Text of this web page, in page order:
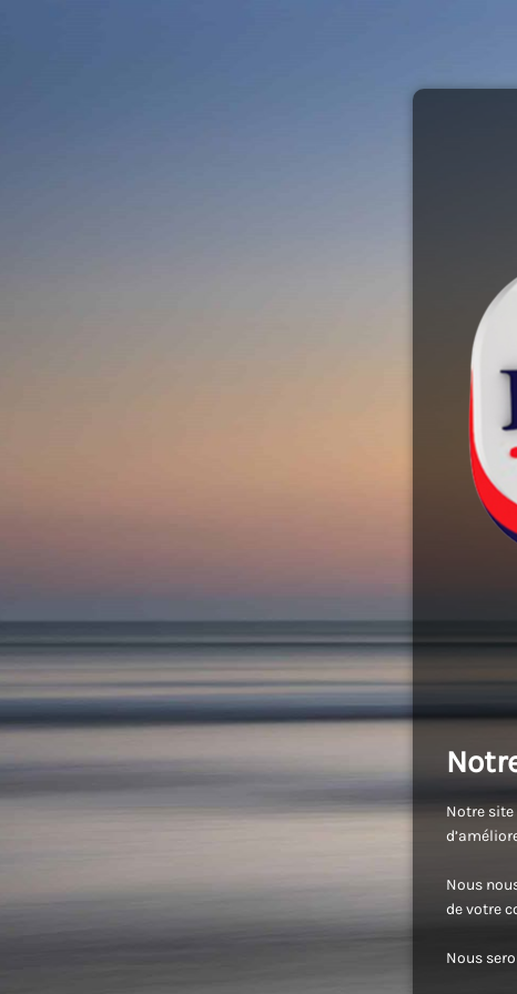
Notre
Nous
de votre
Nous